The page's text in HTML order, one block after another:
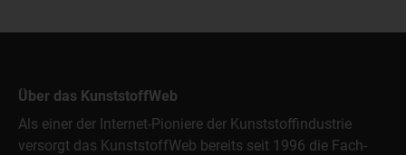
Über das KunststoffWeb
Als einer der Internet-Pioniere der Kunststoffindustrie
versorgt das KunststoffWeb bereits seit 1996 die Fach-